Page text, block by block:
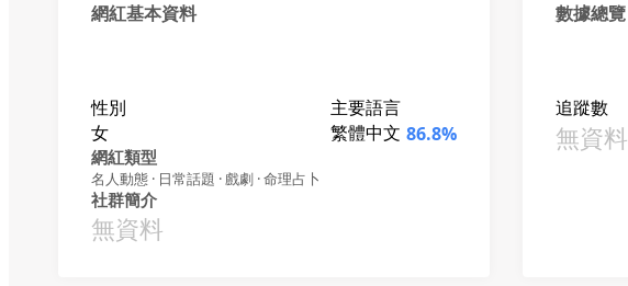
網紅基本資料
性別
女
主要語言
繁體中文 86.8%
網紅類型
名人動態 · 日常話題 · 戲劇 · 命理占卜
社群簡介
無資料
數據總覽
追蹤數
無資料